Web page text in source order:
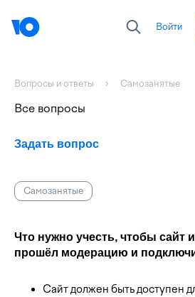
Войти
Вопросы и ответы Самозанятые
Самозанятые
Что нужно учесть, чтобы сайт
прошёл модерацию и
Сайт должен быть доступен
Задать вопрос
Все вопросы